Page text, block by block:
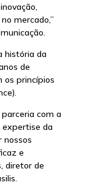
mercado,”
história da
de
os princípios
com a
expertise da
nossos
e
diretor de